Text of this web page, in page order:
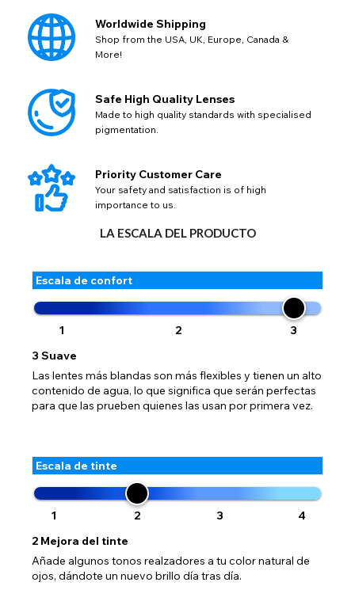
Worldwide Shipping
Shop from the USA, UK, Europe, Canada &
More!
Safe High Quality Lenses
Made to high quality standards with specialised
pigmentation.
Priority Customer Care
Your safety and satisfaction is of high
importance to us.
LA ESCALA DEL PRODUCTO
Escala de confort
1 2
3
3 Suave
Las lentes más blandas son más flexibles y tienen un alto
contenido de agua, lo que significa que serán perfectas
para que las prueben quienes las usan por primera vez.
Escala de tinte
1 2 3
4
2 Mejora del tinte
Añade algunos tonos realzadores a tu color natural de
ojos, dándote un nuevo brillo día tras día.
Regresa
con su compra.